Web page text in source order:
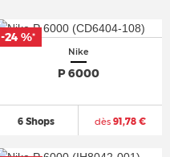
Nike
P 6000
6 Shops dès91,78 €
-24 %*